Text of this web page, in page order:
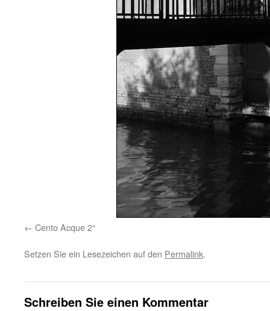
Cento Acque 2°
Setzen Sie ein Lesezeichen auf den Permalink.
Schreiben Sie einen Kommentar